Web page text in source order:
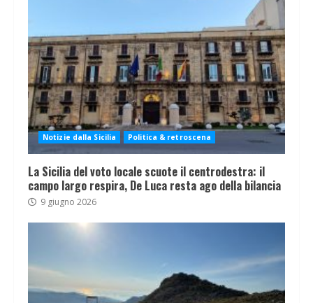
Notizie dalla Sicilia Politica & retroscena
La Sicilia del voto locale scuote il centrodestra: il
campo largo respira, De Luca resta ago della bilancia
9 giugno 2026